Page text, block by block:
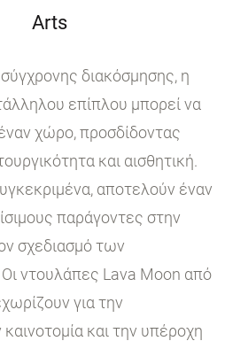
Arts
διακόσμησης, η
επίπλου μπορεί να
χώρο, προσδίδοντας
και αισθητική.
αποτελούν έναν
παράγοντες στην
σχεδιασμό των
ντουλάπες Lava Moon από
για την
και την υπέροχη